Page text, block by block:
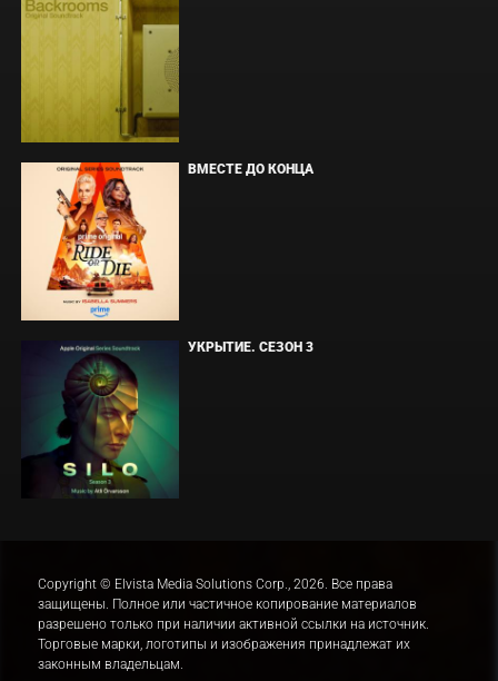
ВМЕСТЕ ДО КОНЦА
УКРЫТИЕ. СЕЗОН 3
Copyright © Elvista Media Solutions Corp., 2026. Все права
защищены. Полное или частичное копирование материалов
разрешено только при наличии активной ссылки на источник.
Торговые марки, логотипы и изображения принадлежат их
законным владельцам.